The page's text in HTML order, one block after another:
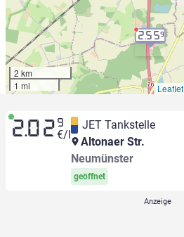
2.559
2 km
1 mi
Leaflet
2.02 9
€/l
JET Tankstelle
Altonaer Str.
Neumünster
geöffnet